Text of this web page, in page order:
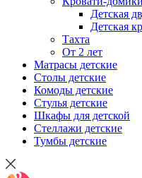
Детская
Детская
Тахта
От 2 лет
Матрасы детские
Столы детские
Комоды детские
Стулья детские
Шкафы для детской
Стеллажи детские
Тумбы детские